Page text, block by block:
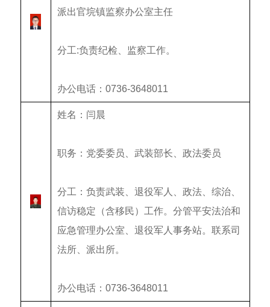
派出官垸镇监察办公室主任
分工:负责纪检、监察工作。
办公电话：0736-3648011
姓名：闫晨
职务：党委委员、武装部长、政法委员
分工： 负责武装、退役军人、政法、综治、
信访稳定（含移民）工作。分管平安法治和
应急管理办公室、退役军人事务站。联系司
法所、派出所。
办公电话：0736-3648011